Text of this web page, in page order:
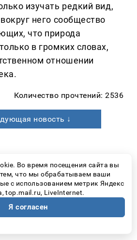
изучать редкий вид,
него сообщество
что природа
в громких словах,
отношении
Количество прочтений: 2536
новость ↓
46 в Самаре
без
Во время посещения сайта вы
тем, что мы обрабатываем ваши
с использованием метрик Яндекс
top.mail.ru, LiveInternet.
Я согласен